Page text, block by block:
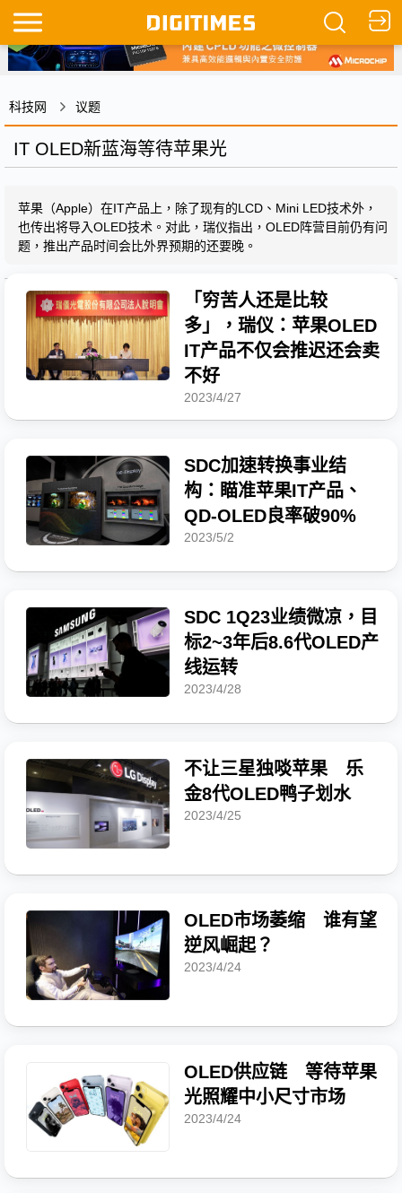
科技网 议题
IT OLED新蓝海等待苹果光
苹果（Apple）在IT产品上，除了现有的LCD、Mini LED技术外，
也传出将导入OLED技术。对此，瑞仪指出，OLED阵营目前仍有问
题，推出产品时间会比外界预期的还要晚。
「穷苦人还是比较
多」，瑞仪：苹果OLED
IT产品不仅会推迟还会卖
不好
2023/4/27
SDC加速转换事业结
构：瞄准苹果IT产品、
QD-OLED良率破90%
2023/5/2
SDC 1Q23业绩微凉，目
标2~3年后8.6代OLED产
线运转
2023/4/28
不让三星独啖苹果 乐
金8代OLED鸭子划水
2023/4/25
OLED市场萎缩 谁有望
逆风崛起？
2023/4/24
OLED供应链 等待苹果
光照耀中小尺寸市场
2023/4/24